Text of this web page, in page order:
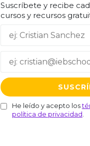
Suscríbete y recibe
cursos y recursos
He leído y acepto los
política de privacidad